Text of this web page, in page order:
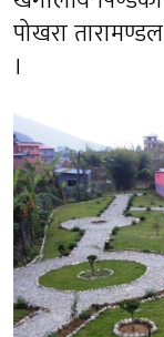
पोखरा
।